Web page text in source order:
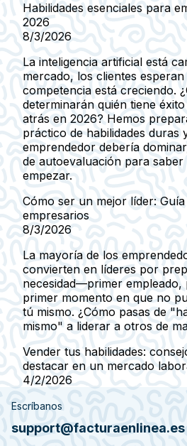
Habilidades esenciales para
2026
8/3/2026
La inteligencia artificial está
mercado, los clientes
competencia está creciendo.
determinarán quién tiene
atrás en 2026? Hemos
práctico de habilidades duras
emprendedor debería
de autoevaluación para
empezar.
Cómo ser un mejor líder:
empresarios
8/3/2026
La mayoría de los
convierten en líderes por
necesidad—primer
primer momento en que no
tú mismo. ¿Cómo pasas de
mismo" a liderar a otros de
Vender tus habilidades:
destacar en un mercado
4/2/2026
Escríbanos
support@facturaenlinea.es